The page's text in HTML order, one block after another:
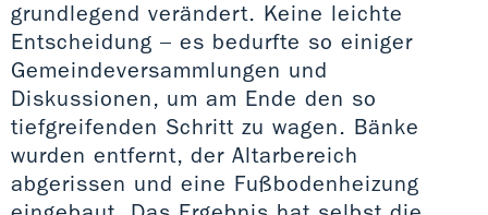
grundlegend verändert. Keine leichte
Entscheidung – es bedurfte so einiger
Gemeindeversammlungen und
Diskussionen, um am Ende den so
tiefgreifenden Schritt zu wagen. Bänke
wurden entfernt, der Altarbereich
abgerissen und eine Fußbodenheizung